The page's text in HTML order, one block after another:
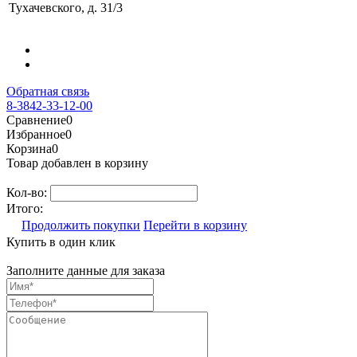
Тухачевского, д. 31/3
Обратная связь
8-3842-33-12-00
Сравнение0
Избранное0
Корзина0
Товар добавлен в корзину
Кол-во:
Итого:
Продолжить покупки Перейти в корзину
Купить в один клик
Заполните данные для заказа